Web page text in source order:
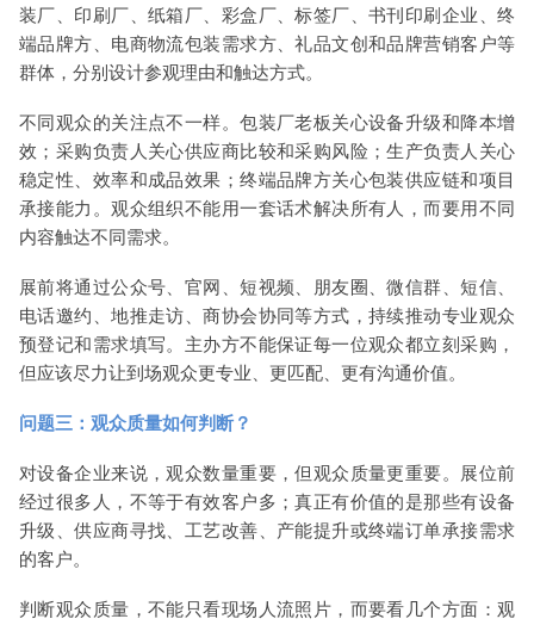
装厂、印刷厂、纸箱厂、彩盒厂、标签厂、书刊印刷企业、终
端品牌方、电商物流包装需求方、礼品文创和品牌营销客户等
群体，分别设计参观理由和触达方式。
不同观众的关注点不一样。包装厂老板关心设备升级和降本增
效；采购负责人关心供应商比较和采购风险；生产负责人关心
稳定性、效率和成品效果；终端品牌方关心包装供应链和项目
承接能力。观众组织不能用一套话术解决所有人，而要用不同
内容触达不同需求。
展前将通过公众号、官网、短视频、朋友圈、微信群、短信、
电话邀约、地推走访、商协会协同等方式，持续推动专业观众
预登记和需求填写。主办方不能保证每一位观众都立刻采购，
但应该尽力让到场观众更专业、更匹配、更有沟通价值。
问题三：观众质量如何判断？
对设备企业来说，观众数量重要，但观众质量更重要。展位前
经过很多人，不等于有效客户多；真正有价值的是那些有设备
升级、供应商寻找、工艺改善、产能提升或终端订单承接需求
的客户。
判断观众质量，不能只看现场人流照片，而要看几个方面：观